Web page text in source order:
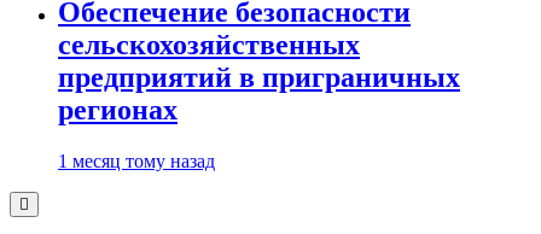
Обеспечение безопасности
сельскохозяйственных
предприятий в приграничных
регионах
1 месяц тому назад